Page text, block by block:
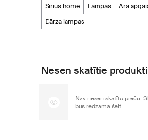
sirius home lampas āra
dārza lampas
Nesen skatītie produkti
Nav nesen skatīto preču.
būs redzama šeit.